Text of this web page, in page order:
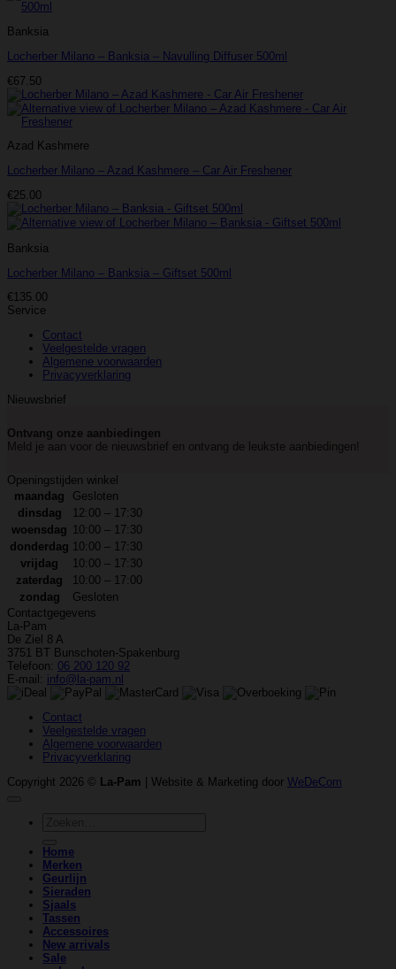
Banksia
Locherber Milano – Banksia – Navulling Diffuser 500ml
€67.50
Azad Kashmere
Locherber Milano – Azad Kashmere – Car Air Freshener
€25.00
Banksia
Locherber Milano – Banksia – Giftset 500ml
€135.00
Service
Contact
Veelgestelde vragen
Algemene voorwaarden
Privacyverklaring
Nieuwsbrief
Ontvang onze aanbiedingen
Meld je aan voor de nieuwsbrief en ontvang de leukste aanbiedingen!
Openingstijden winkel
maandag
Gesloten
dinsdag
12:00 – 17:30
woensdag 10:00 – 17:30
donderdag 10:00 – 17:30
vrijdag
10:00 – 17:30
zaterdag
10:00 – 17:00
zondag
Gesloten
Contactgegevens
La-Pam
De Ziel 8 A
3751 BT Bunschoten-Spakenburg
Telefoon: 06 200 120 92
E-mail: info@la-pam.nl
Contact
Veelgestelde vragen
Algemene voorwaarden
Privacyverklaring
Copyright 2026 © La-Pam | Website & Marketing door WeDeCom
Home
Merken
Geurlijn
Sieraden
Sjaals
Tassen
Accessoires
New arrivals
Sale